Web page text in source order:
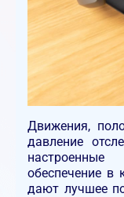
Движения,
давление
обеспечение в
дают лучшее